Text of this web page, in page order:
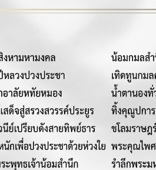
สดุสิ้นเปลืองคุณภาพสูงสำหรับระบบ